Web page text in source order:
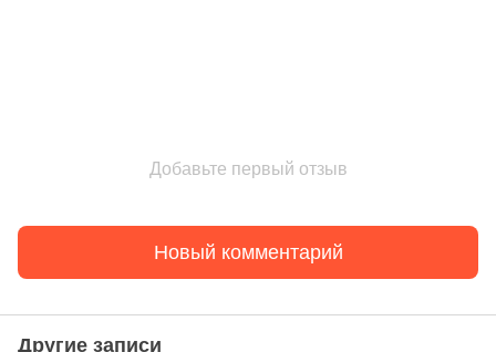
Добавьте первый отзыв
Новый комментарий
Другие записи